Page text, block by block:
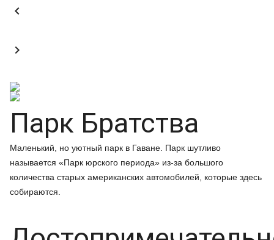


Парк Братства
Маленький, но уютный парк в Гаване. Парк шутливо
называется «Парк юрского периода» из-за большого
количества старых американских автомобилей, которые здесь
собираются.